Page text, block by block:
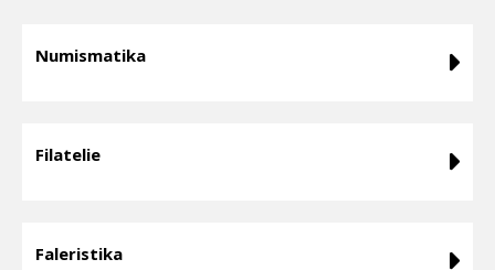
Numismatika
Filatelie
Faleristika